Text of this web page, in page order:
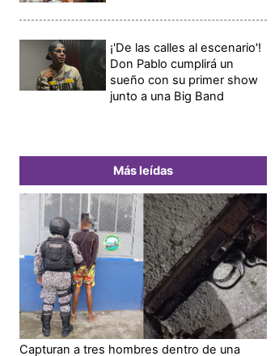
¡'De las calles al escenario'!
Don Pablo cumplirá un
sueño con su primer show
junto a una Big Band
Más leídas
Capturan a tres hombres dentro de una